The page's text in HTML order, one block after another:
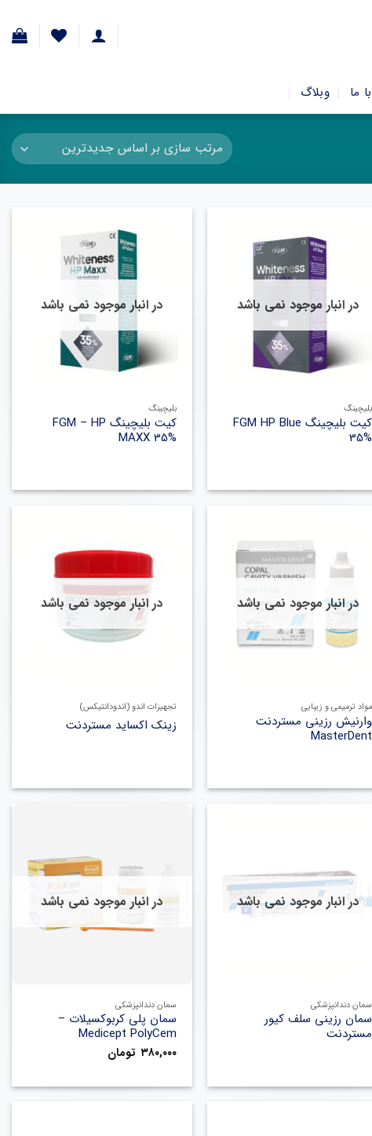
ما وبلاگ
در انبار موجود نمی باشد
بلیچینگ
کیت بلیچینگ FGM HP Blue
35%
در انبار موجود نمی باشد
بلیچینگ
کیت بلیچینگ FGM – HP
MAXX 35%
در انبار موجود نمی باشد
مواد ترمیمی و زیبایی
وارنیش رزینی مستردنت
MasterDent
در انبار موجود نمی باشد
تجهیزات اندو (اندودانتیکس)
زینک اکساید مستردنت
در انبار موجود نمی باشد
سمان دندانپزشکی
سمان رزینی سلف کیور
مستردنت
در انبار موجود نمی باشد
سمان دندانپزشکی
سمان پلی کربوکسیلات –
Medicept PolyCem
۳۸۰,۰۰۰ تومان